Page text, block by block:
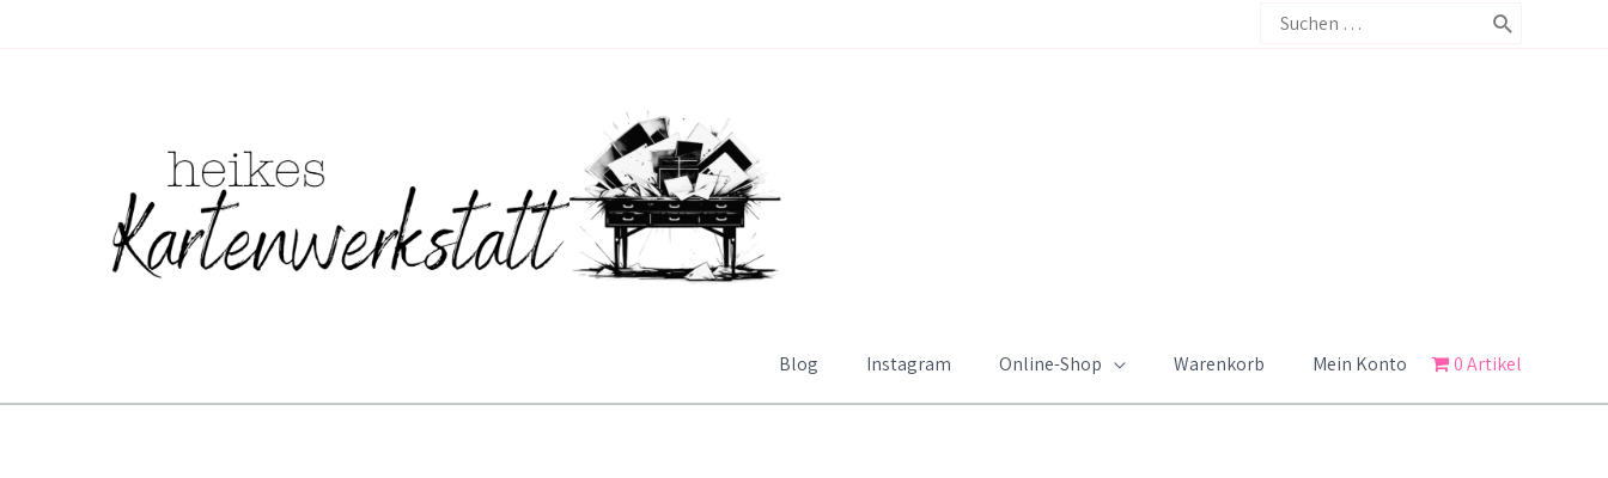
Search
Blog Instagram Online-Shop Warenkorb Mein Konto 0 Artikel